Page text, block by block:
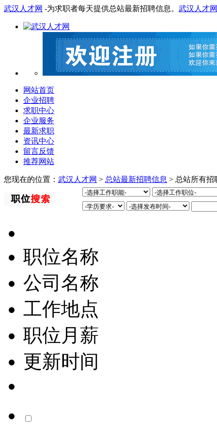
武汉人才网 -为求职者每天提供总站最新招聘信息。 武汉人才网
网站首页
企业招聘
求职中心
企业服务
最新求职
资讯中心
留言反馈
推荐网站
您现在的位置： 武汉人才网 > 总站最新招聘信息 > 总站所有招
职位名称
公司名称
工作地点
职位月薪
更新时间